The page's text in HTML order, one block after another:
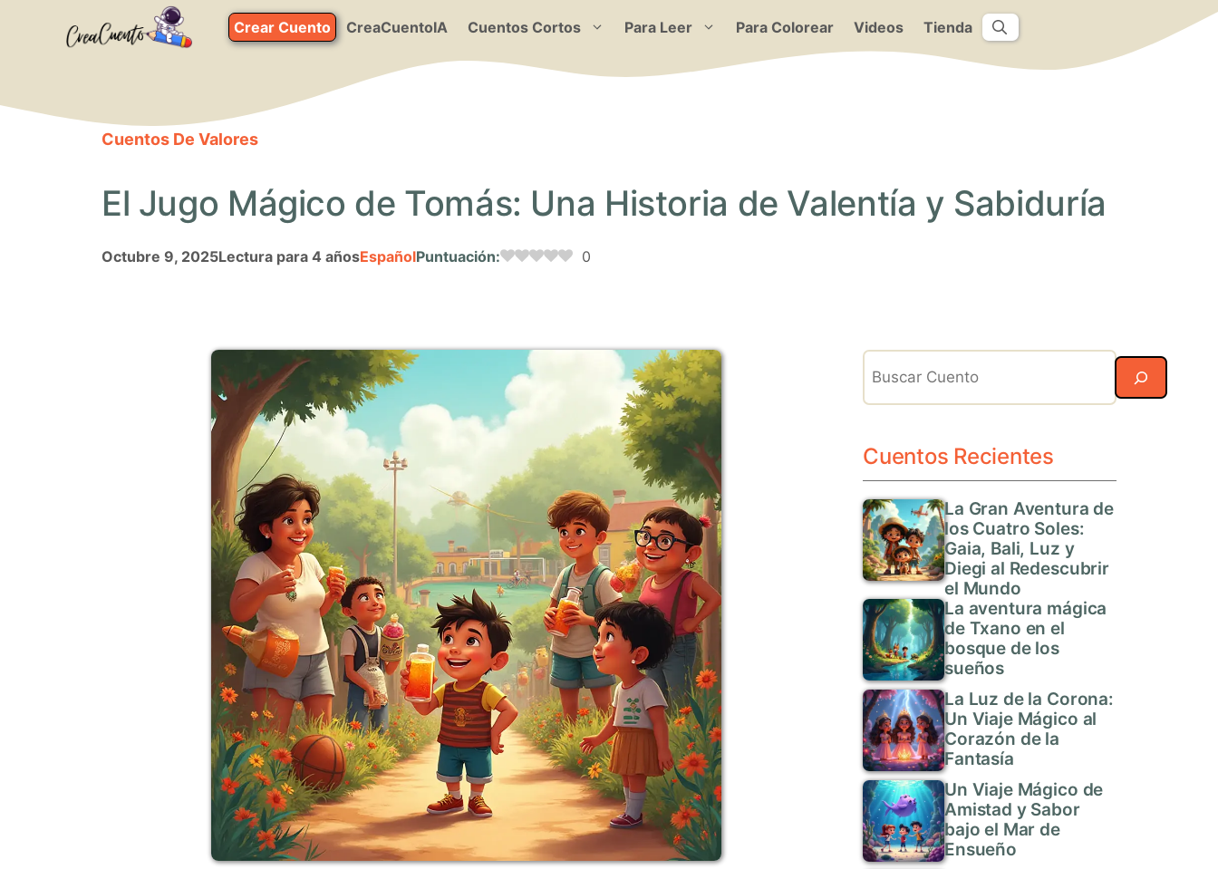
Crear Cuento CreaCuentoIA Cuentos Cortos Para Leer Para Colorear Videos Tienda
Cuentos De Valores
El Jugo Mágico de Tomás: Una Historia de Valentía y Sabiduría
octubre 9, 2025Lectura para 4 añosEspañolPuntuación: 0
Search
Cuentos Recientes
La Gran Aventura de
los Cuatro Soles:
Gaia, Bali, Luz y
Diegi al Redescubrir
el Mundo
La aventura mágica
de Txano en el
bosque de los
sueños
La Luz de la Corona:
Un Viaje Mágico al
Corazón de la
Fantasía
Un Viaje Mágico de
Amistad y Sabor
bajo el Mar de
Ensueño